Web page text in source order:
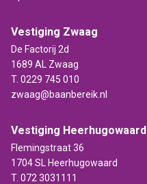
Vestiging Zwaag
De Factorij 2d
1689 AL Zwaag
T. 0229 745 010
zwaag@baanbereik.nl
Vestiging Heerhugowaard
Flemingstraat 36
1704 SL Heerhugowaard
T. 072 3031111